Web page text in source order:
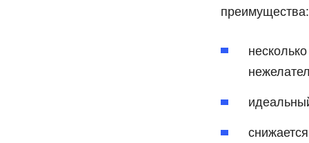
преимущества: